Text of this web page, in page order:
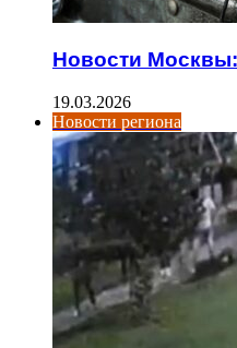
Новости
19.03.2026
Новости региона